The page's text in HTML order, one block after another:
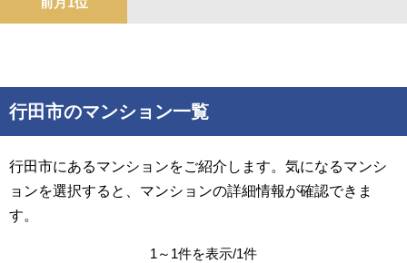
行田市のマンション一覧
行田市にあるマンションをご紹介します。気になるマンシ
ョンを選択すると、マンションの詳細情報が確認できま
す。
1～1件を表示/1件